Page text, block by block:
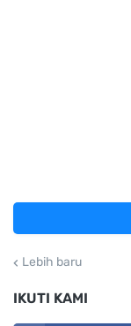
Lebih baru
IKUTI KAMI